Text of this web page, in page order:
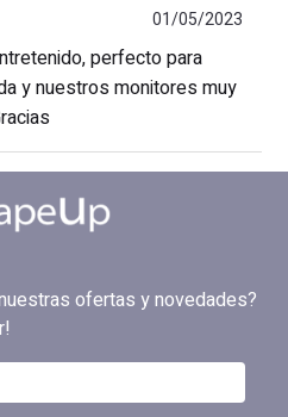
01/05/2023
perfecto para
y nuestros monitores muy
ofertas y novedades?